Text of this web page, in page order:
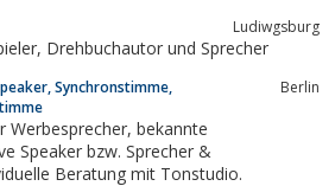
und...
Ludiwgsburg
Raúl Semmler - Schauspieler, Drehbuchautor und Sprecher
Synchronstimme,
Berlin
bekannte
individuelle Beratung mit Tonstudio.